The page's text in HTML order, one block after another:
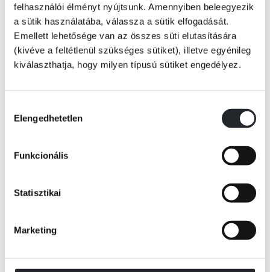
felhasználói élményt nyújtsunk. Amennyiben beleegyezik
a sütik használatába, válassza a sütik elfogadását.
Emellett lehetősége van az összes süti elutasítására
(kivéve a feltétlenül szükséges sütiket), illetve egyénileg
kiválaszthatja, hogy milyen típusú sütiket engedélyez.
kiválasztása
Elengedhetetlen
Funkcionális
Statisztikai
Marketing
és az érzelmek visszahúzódásáig
kétséges a különlétezése."
a filológus"? Önsorsrontás az életöröm tálcáján, míg a háttérben hangol
tengerét - kajánul. Szeme: költői szem; a világ kisszerűségeit
bohóckodásai! A kortárs líra él, virul, lehull, majd felkel újra.
Tovább
KÖNYV ADATAI
RÉSZLET A KÖNYVBŐL